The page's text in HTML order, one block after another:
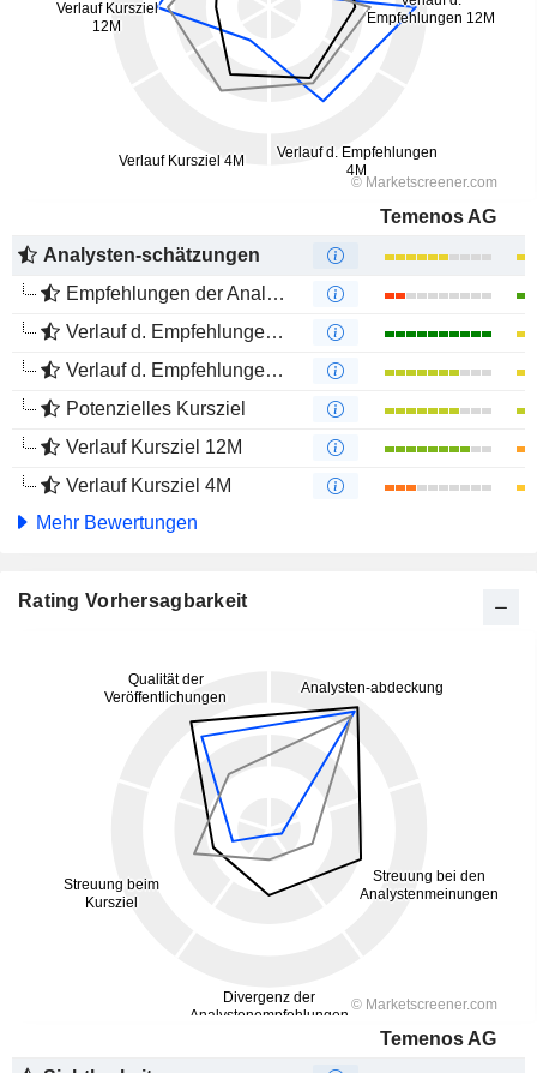
Temenos AG
Analysten-schätzungen
Empfehlungen der Analysten
Verlauf d. Empfehlungen 12M
Verlauf d. Empfehlungen 4M
Potenzielles Kursziel
Verlauf Kursziel 12M
Verlauf Kursziel 4M
Mehr Bewertungen
Rating Vorhersagbarkeit
Temenos AG